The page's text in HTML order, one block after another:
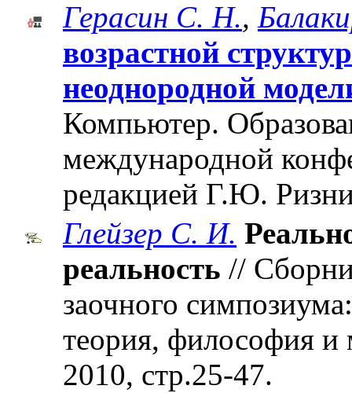
Герасин С. Н.,
возрастной
неоднородной
Компьютер.
международной
редакцией Г.Ю.
Глейзер С. И.
реальность //
заочного
теория, философия и
2010, стр.25-47.